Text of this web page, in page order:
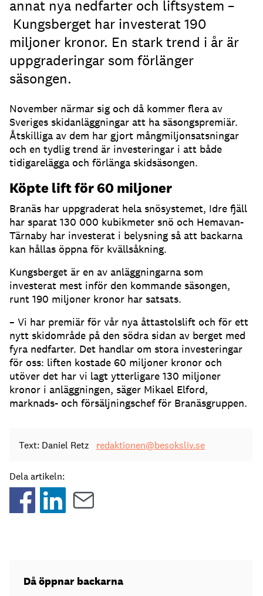
annat nya nedfarter och liftsystem –
Kungsberget har investerat 190
miljoner kronor. En stark trend i år är
uppgraderingar som förlänger
säsongen.
November närmar sig och då kommer flera av
Sveriges skidanläggningar att ha säsongspremiär.
Åtskilliga av dem har gjort mångmiljonsatsningar
och en tydlig trend är investeringar i att både
tidigarelägga och förlänga skidsäsongen.
Köpte lift för 60 miljoner
Branäs har uppgraderat hela snösystemet, Idre fjäll
har sparat 130 000 kubikmeter snö och Hemavan-
Tärnaby har investerat i belysning så att backarna
kan hållas öppna för kvällsåkning.
Kungsberget är en av anläggningarna som
investerat mest inför den kommande säsongen,
runt 190 miljoner kronor har satsats.
– Vi har premiär för vår nya åttastolslift och för ett
nytt skidområde på den södra sidan av berget med
fyra nedfarter. Det handlar om stora investeringar
för oss: liften kostade 60 miljoner kronor och
utöver det har vi lagt ytterligare 130 miljoner
kronor i anläggningen, säger Mikael Elford,
marknads- och försäljningschef för Branäsgruppen.
Text: Daniel Retz redaktionen@besoksliv.se
Dela artikeln:
Då öppnar backarna